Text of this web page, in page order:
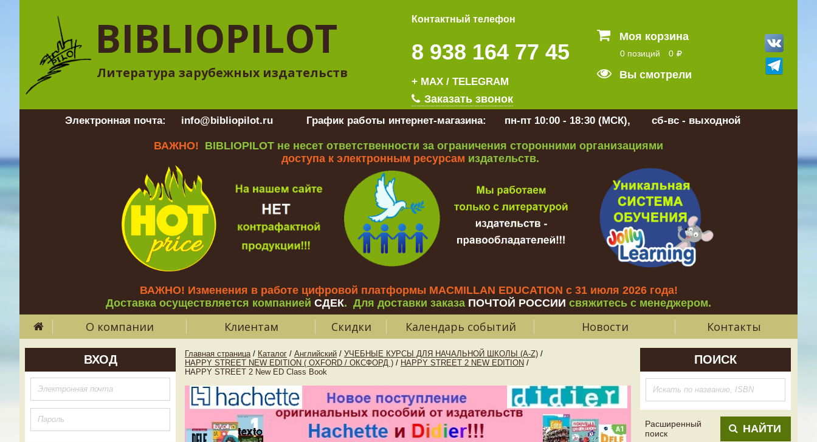
BIBLIOPILOT
Литература зарубежных издательств
Контактный телефон
8 938 164 77 45
+ MAX / TELEGRAM
Заказать звонок
Моя корзина
0 позиций 0
Вы смотрели
Электронная почта: info@bibliopilot.ru График работы интернет-магазина: пн-пт 10:00 - 18:30 (МСК), сб-вс - выходной
ВАЖНО! BIBLIOPILOT не несет ответственности за ограничения сторонними организациями
доступа к электронным ресурсам издательств.
ВАЖНО! Изменения в работе цифровой платформы MACMILLAN EDUCATION с 31 июля 2026 года!
Доставка осуществляется компанией СДЕК. Для доставки заказа ПОЧТОЙ РОССИИ свяжитесь с менеджером.
О компании Клиентам Скидки Календарь событий Новости Контакты
ВХОД Главная страница / Каталог / Английский / УЧЕБНЫЕ КУРСЫ ДЛЯ НАЧАЛЬНОЙ ШКОЛЫ (A-Z) /
HAPPY STREET NEW EDITION ( OXFORD / ОКСФОРД ) / HAPPY STREET 2 NEW EDITION /
HAPPY STREET 2 New ED Class Book
ПОИСК
Расширенный
поиск
НАЙТИ